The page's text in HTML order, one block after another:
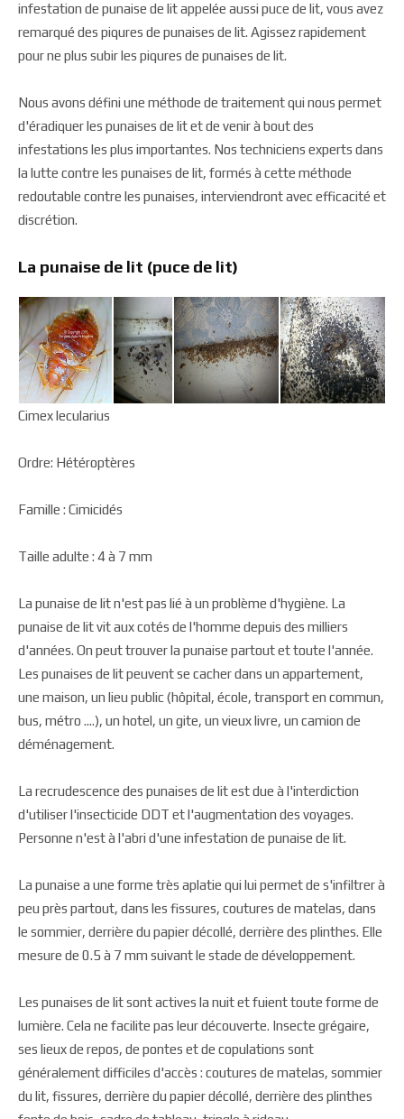
infestation de punaise de lit appelée aussi puce de lit, vous avez
remarqué des piqures de punaises de lit. Agissez rapidement
pour ne plus subir les piqures de punaises de lit.
Nous avons défini une méthode de traitement qui nous permet
d'éradiquer les punaises de lit et de venir à bout des
infestations les plus importantes. Nos techniciens experts dans
la lutte contre les punaises de lit, formés à cette méthode
redoutable contre les punaises, interviendront avec efficacité et
discrétion.
La punaise de lit (puce de lit)
Cimex lecularius
Ordre: Hétéroptères
Famille : Cimicidés
Taille adulte : 4 à 7 mm
La punaise de lit n'est pas lié à un problème d'hygiène. La
punaise de lit vit aux cotés de l'homme depuis des milliers
d'années. On peut trouver la punaise partout et toute l'année.
Les punaises de lit peuvent se cacher dans un appartement,
une maison, un lieu public (hôpital, école, transport en commun,
bus, métro ....), un hotel, un gite, un vieux livre, un camion de
déménagement.
La recrudescence des punaises de lit est due à l'interdiction
d'utiliser l'insecticide DDT et l'augmentation des voyages.
Personne n'est à l'abri d'une infestation de punaise de lit.
La punaise a une forme très aplatie qui lui permet de s'infiltrer à
peu près partout, dans les fissures, coutures de matelas, dans
le sommier, derrière du papier décollé, derrière des plinthes. Elle
mesure de 0.5 à 7 mm suivant le stade de développement.
Les punaises de lit sont actives la nuit et fuient toute forme de
lumière. Cela ne facilite pas leur découverte. Insecte grégaire,
ses lieux de repos, de pontes et de copulations sont
généralement difficiles d'accès : coutures de matelas, sommier
du lit, fissures, derrière du papier décollé, derrière des plinthes